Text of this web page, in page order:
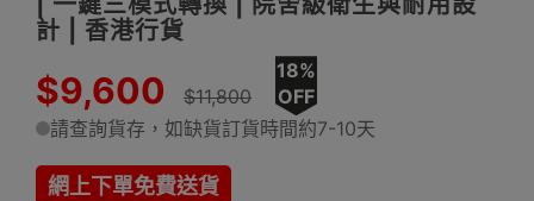
計 | 香港行貨
$9,600 $11,800
18%
OFF
請查詢貨存，如缺貨訂貨時間約7-10天
網上下單免費送貨